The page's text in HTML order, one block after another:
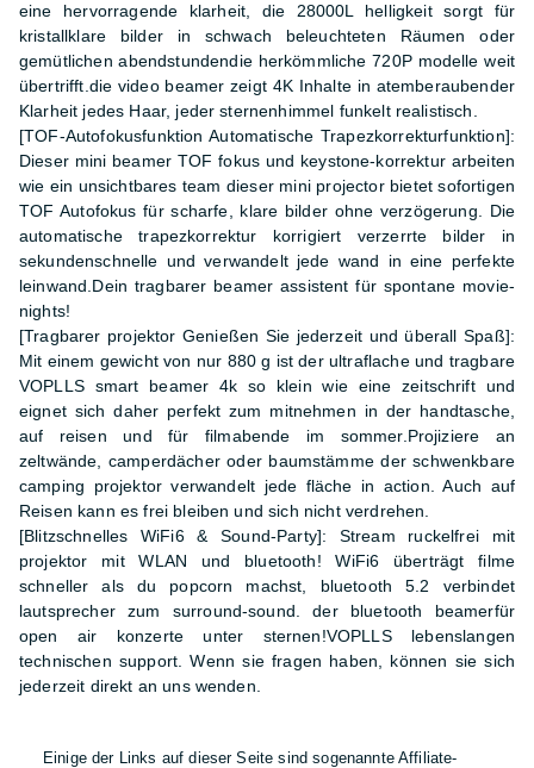
eine hervorragende klarheit, die 28000L helligkeit sorgt für
kristallklare bilder in schwach beleuchteten Räumen oder
gemütlichen abendstundendie herkömmliche 720P modelle weit
übertrifft.die video beamer zeigt 4K Inhalte in atemberaubender
Klarheit jedes Haar, jeder sternenhimmel funkelt realistisch.
[TOF-Autofokusfunktion Automatische Trapezkorrekturfunktion]:
Dieser mini beamer TOF fokus und keystone-korrektur arbeiten
wie ein unsichtbares team dieser mini projector bietet sofortigen
TOF Autofokus für scharfe, klare bilder ohne verzögerung. Die
automatische trapezkorrektur korrigiert verzerrte bilder in
sekundenschnelle und verwandelt jede wand in eine perfekte
leinwand.Dein tragbarer beamer assistent für spontane movie-
nights!
[Tragbarer projektor Genießen Sie jederzeit und überall Spaß]:
Mit einem gewicht von nur 880 g ist der ultraflache und tragbare
VOPLLS smart beamer 4k so klein wie eine zeitschrift und
eignet sich daher perfekt zum mitnehmen in der handtasche,
auf reisen und für filmabende im sommer.Projiziere an
zeltwände, camperdächer oder baumstämme der schwenkbare
camping projektor verwandelt jede fläche in action. Auch auf
Reisen kann es frei bleiben und sich nicht verdrehen.
[Blitzschnelles WiFi6 & Sound-Party]: Stream ruckelfrei mit
projektor mit WLAN und bluetooth! WiFi6 überträgt filme
schneller als du popcorn machst, bluetooth 5.2 verbindet
lautsprecher zum surround-sound. der bluetooth beamerfür
open air konzerte unter sternen!VOPLLS lebenslangen
technischen support. Wenn sie fragen haben, können sie sich
jederzeit direkt an uns wenden.
Einige der Links auf dieser Seite sind sogenannte Affiliate-